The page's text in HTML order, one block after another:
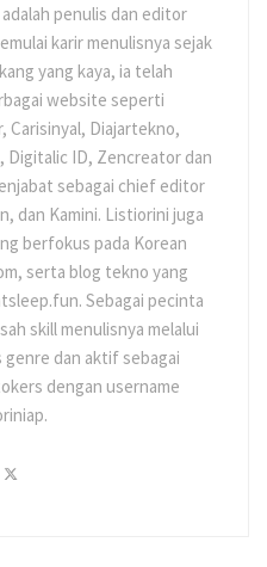
penulis dan editor
karir menulisnya sejak
yang kaya, ia telah
website seperti
Carisinyal, Diajartekno,
Digitalic ID, Zencreator dan
sebagai chief editor
dan Kamini. Listiorini juga
berfokus pada Korean
serta blog tekno yang
Sebagai pecinta
skill menulisnya melalui
genre dan aktif sebagai
dengan username